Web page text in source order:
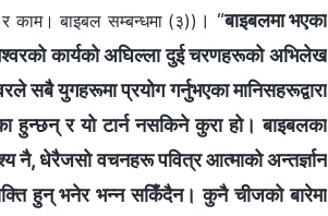
काम। बाइबल सम्बन्धमा (३)) । “बाइबलमा भएका
कार्यको अघिल्ला दुई चरणहरूको अभिलेख
युगहरूमा प्रयोग गर्नुभएका मानिसहरूद्वारा
हुन्छन् र यो टार्न नसकिने कुरा हो। बाइबलका
नै, धेरैजसो वचनहरू पवित्र आत्माको अन्तर्ज्ञान
हुन् भनेर भन्न सकिँदैन। कुनै चीजको बारेमा